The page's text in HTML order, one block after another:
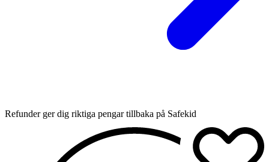
Refunder ger dig riktiga pengar tillbaka på Safekid